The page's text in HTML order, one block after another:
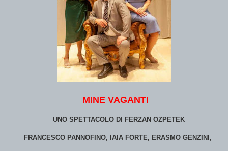
MINE VAGANTI
UNO SPETTACOLO DI FERZAN OZPETEK
FRANCESCO PANNOFINO, IAIA FORTE, ERASMO GENZINI,